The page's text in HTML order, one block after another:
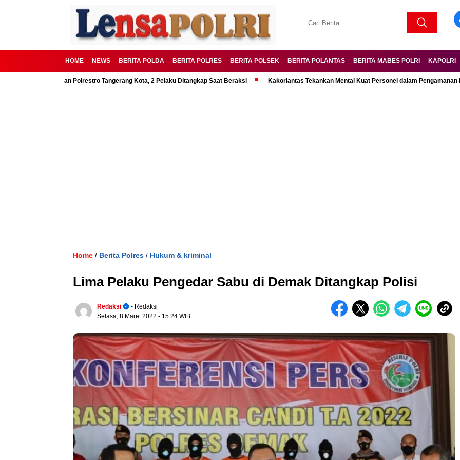
HOME NEWS BERITA POLDA BERITA POLRES BERITA POLSEK BERITA POLANTAS BERITA MABES POLRI KAPOLRI
Digagalkan Polrestro Tangerang Kota, 2 Pelaku Ditangkap Saat Beraksi Kakorlantas Tekankan Mental Kuat Personel dalam Pengamanan Mudik
Home / Berita Polres / Hukum & kriminal
Lima Pelaku Pengedar Sabu di Demak Ditangkap Polisi
Redaksi
- Redaksi
Selasa, 8 Maret 2022 - 15:24 WIB